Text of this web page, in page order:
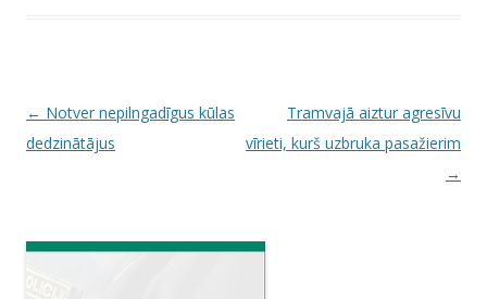
P
o
← Notver nepilngadīgus kūlas
dedzinātājus
Tramvajā aiztur agresīvu
vīrieti, kurš uzbruka pasažierim
→